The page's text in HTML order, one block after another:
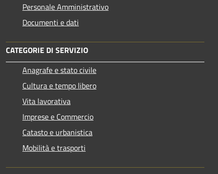
Personale Amministrativo
Documenti e dati
CATEGORIE DI SERVIZIO
Anagrafe e stato civile
Cultura e tempo libero
Vita lavorativa
Imprese e Commercio
Catasto e urbanistica
Mobilità e trasporti